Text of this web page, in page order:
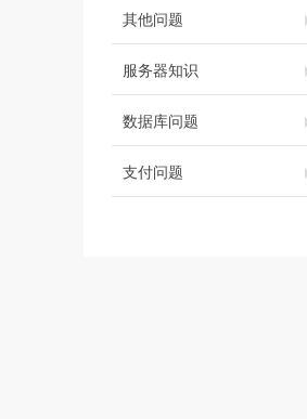
其他问题
服务器知识
数据库问题
支付问题